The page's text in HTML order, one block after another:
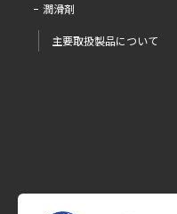
潤滑剤
主要取扱製品について